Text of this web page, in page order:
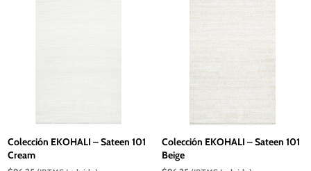
Colección EKOHALI – Sateen 101
Cream
Colección EKOHALI – Sateen 101
Beige